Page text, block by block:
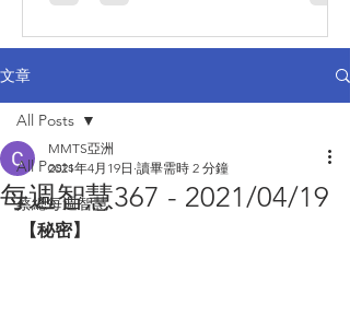
文章
All Posts
蔡總每週智慧
All Posts
每週智慧367 - 2021/04/19
MMTS亞洲
2021年4月19日 讀畢需時 2 分鐘
【秘密】